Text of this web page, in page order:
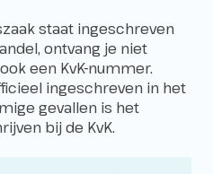
staat ingeschreven
ontvang je niet
een KvK-nummer.
ingeschreven in het
gevallen is het
bij de KvK.